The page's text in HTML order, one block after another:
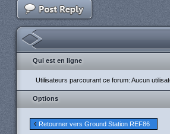
Qui est en ligne
Utilisateurs parcourant ce forum: Aucun
Options
Retourner vers Ground Station REF86